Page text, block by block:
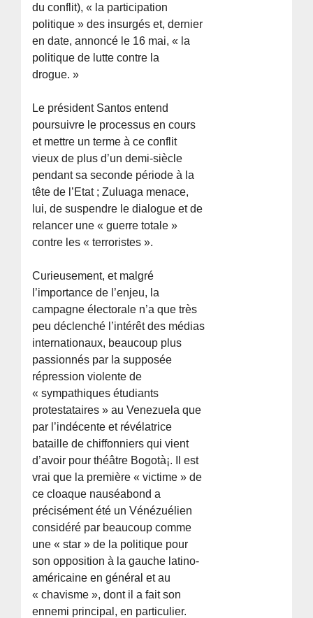
du conflit), « la participation
politique » des insurgés et, dernier
en date, annoncé le 16 mai, « la
politique de lutte contre la
drogue. »
Le président Santos entend
poursuivre le processus en cours
et mettre un terme à ce conflit
vieux de plus d’un demi-siècle
pendant sa seconde période à la
tête de l’Etat ; Zuluaga menace,
lui, de suspendre le dialogue et de
relancer une « guerre totale »
contre les « terroristes ».
Curieusement, et malgré
l’importance de l’enjeu, la
campagne électorale n’a que très
peu déclenché l’intérêt des médias
internationaux, beaucoup plus
passionnés par la supposée
répression violente de
« sympathiques étudiants
protestataires » au Venezuela que
par l’indécente et révélatrice
bataille de chiffonniers qui vient
d’avoir pour théâtre Bogotà¡. Il est
vrai que la première « victime » de
ce cloaque nauséabond a
précisément été un Vénézuélien
considéré par beaucoup comme
une « star » de la politique pour
son opposition à la gauche latino-
américaine en général et au
« chavisme », dont il a fait son
ennemi principal, en particulier.